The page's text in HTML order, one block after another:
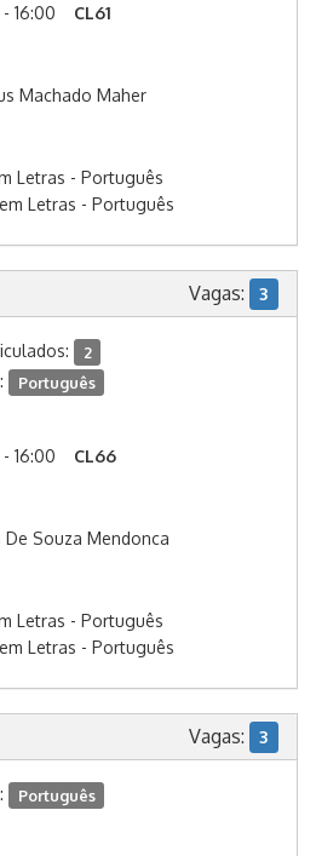
16:00
CL61
Machado Maher
Letras - Português
Letras - Português
Vagas: 3
2
Português
16:00
CL66
Souza Mendonca
Letras - Português
Letras - Português
Vagas: 3
Português